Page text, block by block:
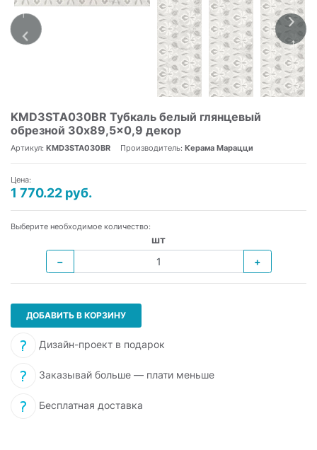
KMD3STA030BR Тубкаль белый глянцевый
обрезной 30x89,5x0,9 декор
Артикул: KMD3STA030BR Производитель: Керама Марацци
Цена:
1 770.22 руб.
Выберите необходимое количество:
шт
−
+
ДОБАВИТЬ В КОРЗИНУ
Дизайн-проект в подарок
Заказывай больше — плати меньше
Бесплатная доставка